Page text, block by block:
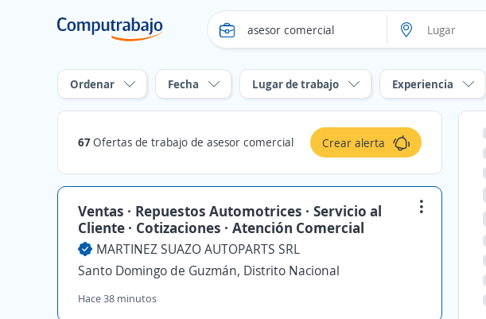
Ordenar Fecha Lugar de trabajo Experiencia
67Ofertas de trabajo de asesor comercial Crear alerta
Ventas · Repuestos Automotrices · Servicio al
Cliente · Cotizaciones · Atención Comercial
MARTINEZ SUAZO AUTOPARTS SRL
Santo Domingo de Guzmán, Distrito Nacional
Hace 38 minutos